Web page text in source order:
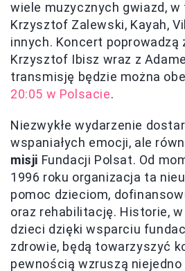
wiele muzycznych gwiazd, w
Krzysztof Zalewski, Kayah,
innych. Koncert poprowadzą
Krzysztof Ibisz wraz z
transmisję będzie można
20:05 w Polsacie.
Niezwykłe wydarzenie
wspaniałych emocji, ale
misji Fundacji Polsat. Od
1996 roku organizacja ta
pomoc dzieciom,
oraz rehabilitację. Historie, w
dzieci dzięki wsparciu
zdrowie, będą towarzyszyć
pewnością wzruszą niejedno